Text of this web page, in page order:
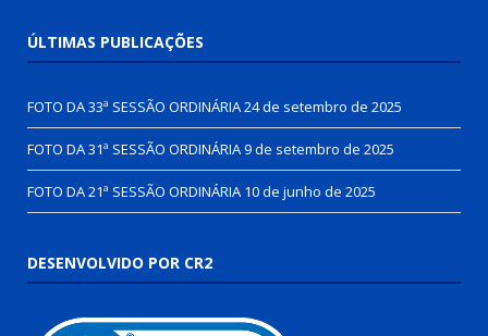
ÚLTIMAS PUBLICAÇÕES
FOTO DA 33ª SESSÃO ORDINÁRIA24 de setembro de 2025
FOTO DA 31ª SESSÃO ORDINÁRIA9 de setembro de 2025
FOTO DA 21ª SESSÃO ORDINÁRIA 10 de junho de 2025
DESENVOLVIDO POR CR2